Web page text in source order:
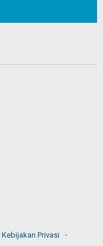
Kebijakan Privasi